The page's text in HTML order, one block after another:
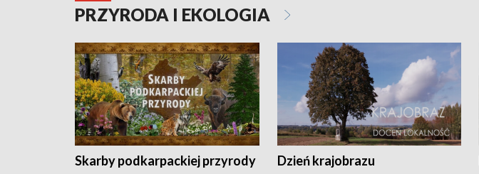
PRZYRODA I EKOLOGIA
Skarby podkarpackiej przyrody Dzień krajobrazu